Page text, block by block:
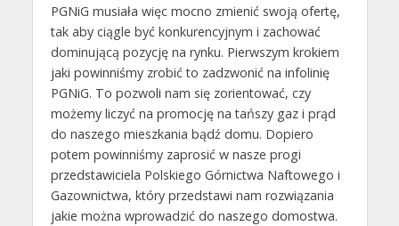
PGNiG musiała więc mocno zmienić swoją ofertę,
tak aby ciągle być konkurencyjnym i zachować
dominującą pozycję na rynku. Pierwszym krokiem
jaki powinniśmy zrobić to zadzwonić na infolinię
PGNiG. To pozwoli nam się zorientować, czy
możemy liczyć na promocję na tańszy gaz i prąd
do naszego mieszkania bądź domu. Dopiero
potem powinniśmy zaprosić w nasze progi
przedstawiciela Polskiego Górnictwa Naftowego i
Gazownictwa, który przedstawi nam rozwiązania
jakie można wprowadzić do naszego domostwa.